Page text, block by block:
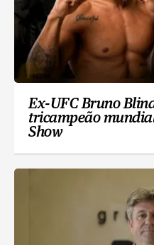
Ex-UFC Bruno
tricampeão
Show